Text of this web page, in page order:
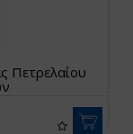
Πετρελαίου